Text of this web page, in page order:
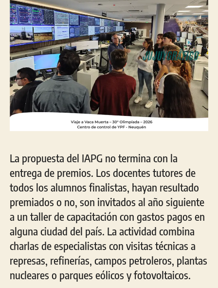
La propuesta del IAPG no termina con la
entrega de premios. Los docentes tutores de
todos los alumnos finalistas, hayan resultado
premiados o no, son invitados al año siguiente
a un taller de capacitación con gastos pagos en
alguna ciudad del país. La actividad combina
charlas de especialistas con visitas técnicas a
represas, refinerías, campos petroleros, plantas
nucleares o parques eólicos y fotovoltaicos.